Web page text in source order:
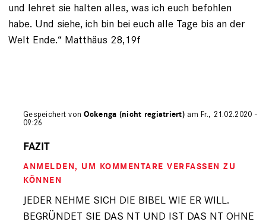
und lehret sie halten alles, was ich euch befohlen
habe. Und siehe, ich bin bei euch alle Tage bis an der
Welt Ende.“ Matthäus 28,19f
Gespeichert vonOckenga (nicht registriert) am Fr., 21.02.2020 -
09:26
auf
Peter
B.
registriert)
FAZIT
ANMELDEN, UM KOMMENTARE VERFASSEN ZU
KÖNNEN
JEDER NEHME SICH DIE BIBEL WIE ER WILL.
BEGRÜNDET SIE DAS NT UND IST DAS NT OHNE